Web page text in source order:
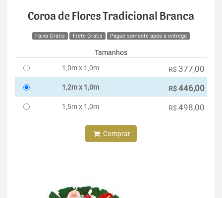
Coroa de Flores Tradicional Branca
Faixa Grátis Frete Grátis Pague somente após a entrega
Tamanhos
1,0m x 1,0m
R$ 377,00
1,2m x 1,0m R$446,00
1,5m x 1,0m R$ 498,00
Comprar